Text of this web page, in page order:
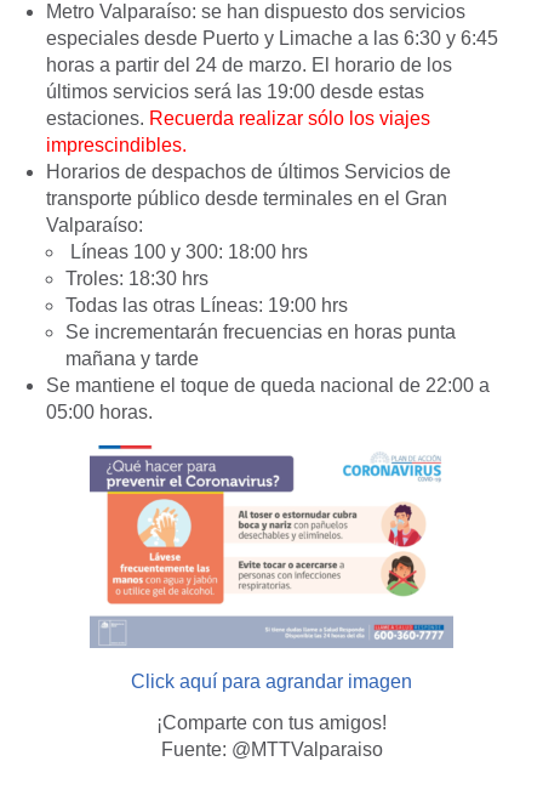
Metro Valparaíso: se han dispuesto dos servicios
especiales desde Puerto y Limache a las 6:30 y 6:45
horas a partir del 24 de marzo. El horario de los
últimos servicios será las 19:00 desde estas
estaciones. Recuerda realizar sólo los viajes
imprescindibles.
Horarios de despachos de últimos Servicios de
transporte público desde terminales en el Gran
Valparaíso:
Líneas 100 y 300: 18:00 hrs
Troles: 18:30 hrs
Todas las otras Líneas: 19:00 hrs
Se incrementarán frecuencias en horas punta
mañana y tarde
Se mantiene el toque de queda nacional de 22:00 a
05:00 horas.
Click aquí para agrandar imagen
¡Comparte con tus amigos!
Fuente: @MTTValparaiso